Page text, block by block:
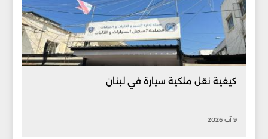
كيفية نقل ملكية سيارة في لبنان
9 آب 2026